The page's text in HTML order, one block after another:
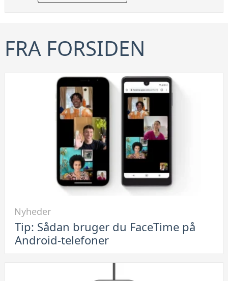
FRA FORSIDEN
Tip:
Sådan
Nyheder
Tip: Sådan bruger du FaceTime på
Android-telefoner